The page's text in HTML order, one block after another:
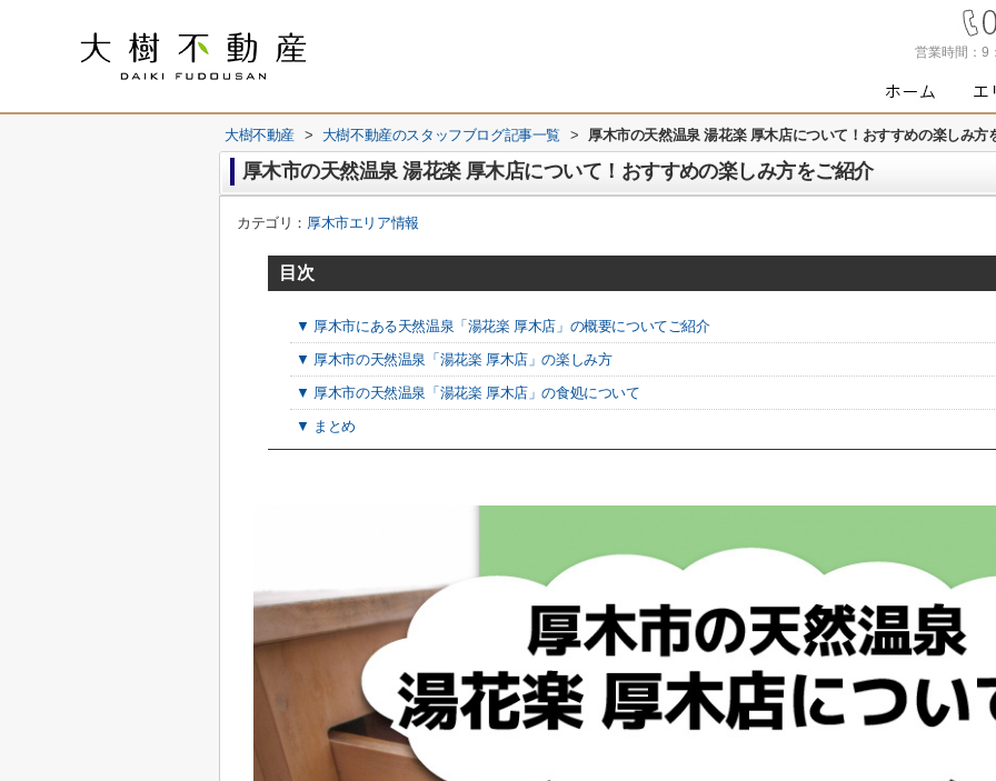
営業時間： 9
大樹不動産 > 大樹不動産のスタッフブログ記事一覧 > 厚木市の天然温泉 湯花楽 厚木店について！おすすめの楽しみ方
厚木市の天然温泉 湯花楽 厚木店について！おすすめの楽しみ方をご紹介
カテゴリ： 厚木市エリア情報
目次
▼ 厚木市にある天然温泉「湯花楽 厚木店」の概要についてご紹介
▼ 厚木市の天然温泉「湯花楽 厚木店」の楽しみ方
▼ 厚木市の天然温泉「湯花楽 厚木店」の食処について
▼ まとめ